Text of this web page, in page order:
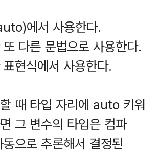
에서 사용한다.
다른 문법으로 사용한다.
현식에서 사용한다.
때 타입 자리에 auto 키워
그 변수의 타입은 컴파
으로 추론해서 결정된